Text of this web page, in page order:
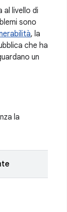
al livello di
sono
, la
che ha
un
la